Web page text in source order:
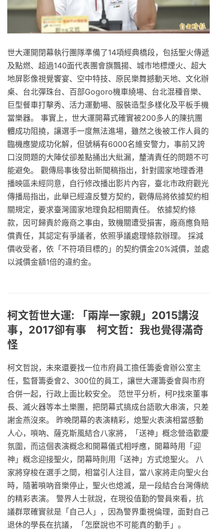
世大運開閉幕執行團隊準備了14項經典橋段，包括聖火傳遞
及點燃、超過140面代表團會旗飄揚、城市地標煙火、超大
地屏影像視覺饗宴、空中特技、原民樂舞撼動天地、文化辦
桌、台北彈珠台、百部Gogoro機車繞場、台北混種音樂、
巨型餐車打擊秀、活力運動場、服裝造型多樣化及平板手機
當樂器。 事實上，世大運開幕式確實被200多人的陳抗團
體成功阻撓，讓選手一度無法進場，雖然之後被工作人員的
臨機應變成功化解，但號稱有6000名維安警力，事前又誇
口沒問題的大陣仗卻差點捅出大紕漏，釐清責任的問題不可
能避免。 觀傳局事後發出新聞稿指出，針對國家地理香港
播映區未經同意，自行修改播出影片內容，臺北市政府觀光
傳播局指出，此舉已經違反雙方契約，觀傳局將依據契約相
關規定，要求臺灣國家地理負起相關責任。 依據契約條
款，因可歸責於廠商之事由，致機關遭受損害，廠商應負賠
償責任，其認定有爭議者，依照爭議處理條款辦理。 採減
價收受者，依「不符項目標的」的契約價金20%減價，並處
以減價金額1倍的違約金。
柯文哲世大運: 「兩岸一家親」2015講沒
事，2017卻有事 柯文哲：我也覺得滿奇
怪
柯文哲說，未來還要找一位市府員工擔任籌委會辦公室主
任，監督籌委會2、300位的員工，讓世大運籌委會與市府
合併一起，行政上面比較安全。 范世平分析，柯P找來董事
長、滅火器等本土樂團，把閉幕式搞成台語歌大串演，只差
謝金燕沒來。 昨晚閉幕的表演精彩，熄聖火表演相當感動
人心，嗩吶、薩克斯風結合八家將，「送神」概念營造歡慶
氛圍，而這個表演概念和開幕儀式相呼應，開幕時用「迎
神」概念迎接聖火，閉幕時則用「送神」方式熄聖火。 八
家將穿梭在選手之間，相當引人注目，當八家將走向聖火台
時，隨著嗩吶音樂停止，聖火也熄滅，是一段結合台灣傳統
的精彩表演。 警界人士就說，在現役值勤的警員來看，抗
議群眾確實就是「自己人」，因為警界重視倫理，面對自己
退休的學長在抗議，「怎麼說也不可能真的動手」。